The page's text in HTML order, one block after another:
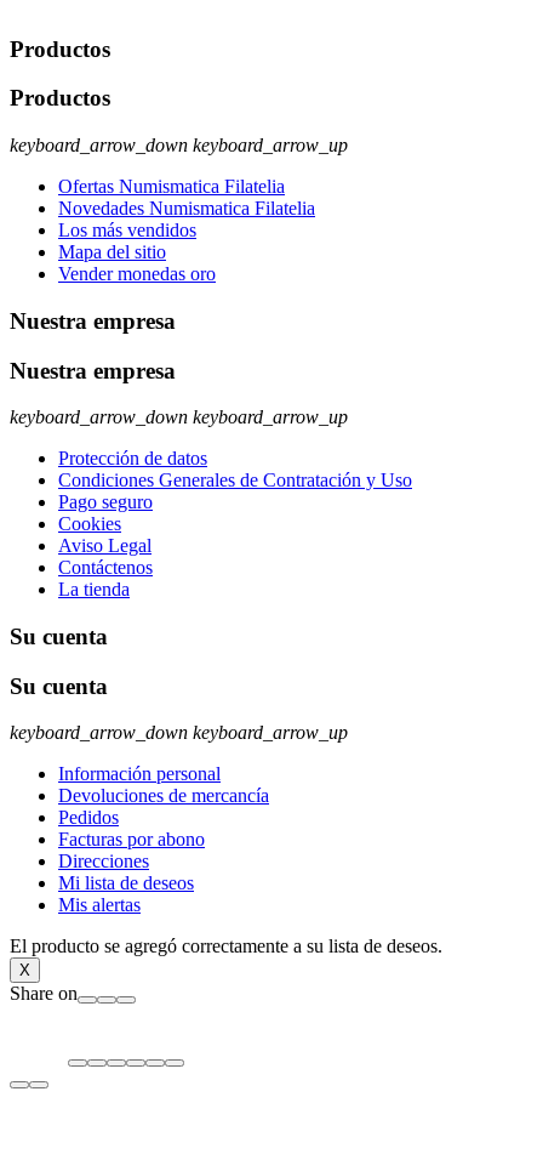
Productos
Productos
keyboard_arrow_down keyboard_arrow_up
Ofertas Numismatica Filatelia
Novedades Numismatica Filatelia
Los más vendidos
Mapa del sitio
Vender monedas oro
Nuestra empresa
Nuestra empresa
keyboard_arrow_down keyboard_arrow_up
Protección de datos
Condiciones Generales de Contratación y Uso
Pago seguro
Cookies
Aviso Legal
Contáctenos
La tienda
Su cuenta
Su cuenta
keyboard_arrow_down keyboard_arrow_up
Información personal
Devoluciones de mercancía
Pedidos
Facturas por abono
Direcciones
Mi lista de deseos
Mis alertas
El producto se agregó correctamente a su lista de deseos.
X
Share on